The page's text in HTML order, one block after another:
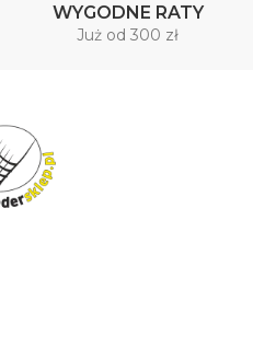
WYGODNE RATY
Już od 300 zł